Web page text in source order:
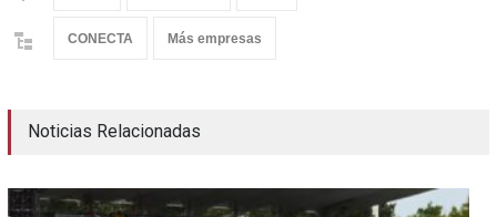
CONECTA Más empresas
Noticias Relacionadas